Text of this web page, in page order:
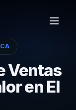
Ventas
en El